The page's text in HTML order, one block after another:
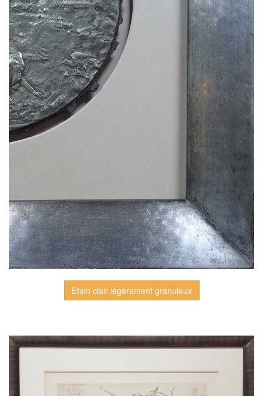
Etain clair légèrement granuleux